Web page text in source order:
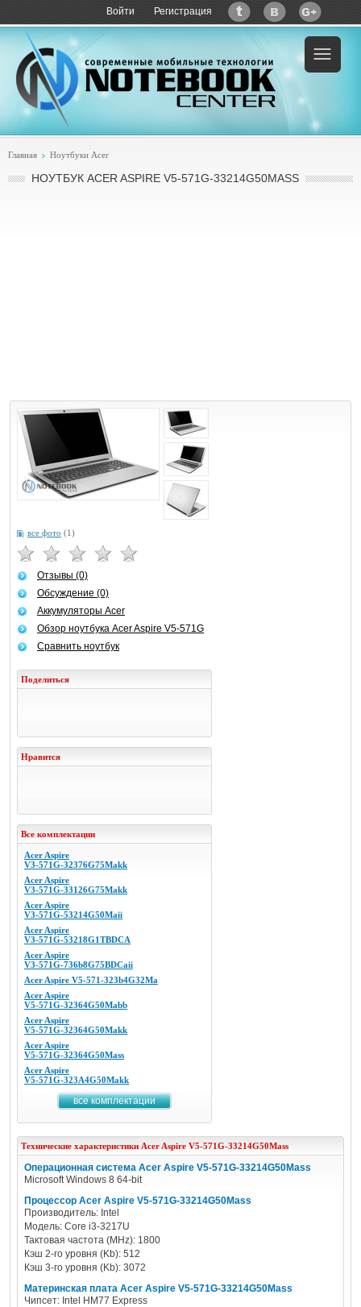
Войти Регистрация
Главная Ноутбуки Acer
НОУТБУК ACER ASPIRE V5-571G-33214G50MASS
все фото (1)
Отзывы (0)
Обсуждение (0)
Аккумуляторы Acer
Обзор ноутбука Acer Aspire V5-571G
Сравнить ноутбук
Поделиться
Нравится
Все комплектации
Acer Aspire
V3-571G-32376G75Makk
Acer Aspire
V3-571G-33126G75Makk
Acer Aspire
V3-571G-53214G50Maii
Acer Aspire
V3-571G-53218G1TBDCA
Acer Aspire
V3-571G-736b8G75BDCaii
Acer Aspire V5-571-323b4G32Ma
Acer Aspire
V5-571G-32364G50Mabb
Acer Aspire
V5-571G-32364G50Makk
Acer Aspire
V5-571G-32364G50Mass
Acer Aspire
V5-571G-323A4G50Makk
все комплектации
Технические характеристики Acer Aspire V5-571G-33214G50Mass
Операционная система Acer Aspire V5-571G-33214G50Mass
Microsoft Windows 8 64-bit
Процессор Acer Aspire V5-571G-33214G50Mass
Производитель: Intel
Модель: Core i3-3217U
Тактовая частота (MHz): 1800
Кэш 2-го уровня (Kb): 512
Кэш 3-го уровня (Kb): 3072
Материнская плата Acer Aspire V5-571G-33214G50Mass
Чипсет: Intel HM77 Express